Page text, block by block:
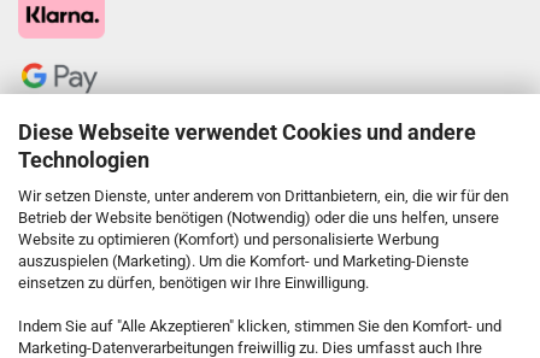
Diese Webseite verwendet Cookies und andere
Technologien
Wir setzen Dienste, unter anderem von Drittanbietern, ein, die wir für den
Betrieb der Website benötigen (Notwendig) oder die uns helfen, unsere
Website zu optimieren (Komfort) und personalisierte Werbung
auszuspielen (Marketing). Um die Komfort- und Marketing-Dienste
einsetzen zu dürfen, benötigen wir Ihre Einwilligung.
Indem Sie auf "Alle Akzeptieren" klicken, stimmen Sie den Komfort- und
Marketing-Datenverarbeitungen freiwillig zu. Dies umfasst auch Ihre
KONTAKT